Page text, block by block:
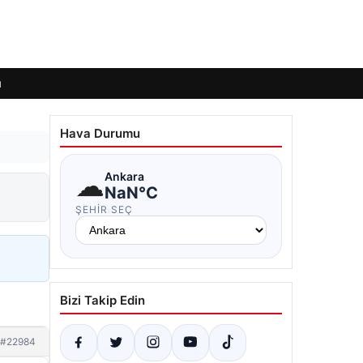
#22984
Hava Durumu
☁Ankara
NaN°C
ŞEHIR SEÇ
Bizi Takip Edin